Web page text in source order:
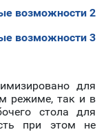
для
режиме, так и в
стола для
при этом не